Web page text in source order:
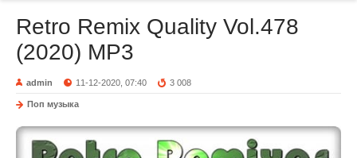
Retro Remix Quality Vol.478
(2020) MP3
admin 11-12-2020, 07:40 3 008
Поп музыка